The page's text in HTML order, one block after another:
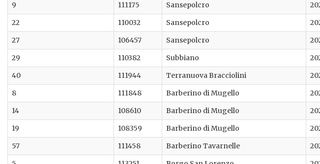
9
111175 Sansepolcro
22
110032 Sansepolcro
27
106457 Sansepolcro
29
110382 Subbiano
40
111944 Terranuova Bracciolini
8
111848 Barberino di Mugello
14
108610 Barberino di Mugello
19
108359 Barberino di Mugello
57
111458 Barberino Tavarnelle